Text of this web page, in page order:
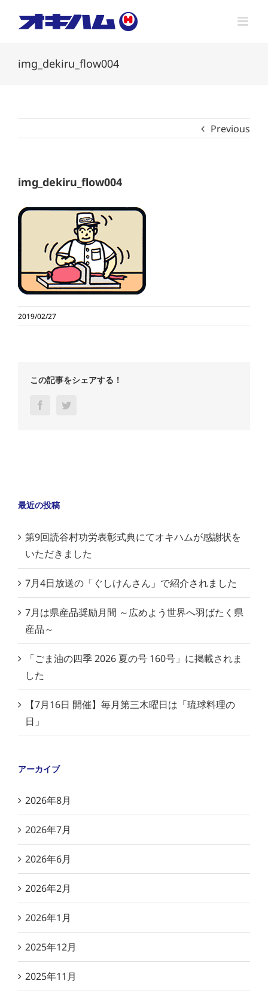
img_dekiru_flow004
Previous
img_dekiru_flow004
2019/02/27
この記事をシェアする！
Facebook
最近の投稿
第9回読谷村功労表彰式典にてオキハムが感謝状を
いただきました
7月4日放送の「ぐしけんさん」で紹介されました
7月は県産品奨励月間 ～広めよう世界へ羽ばたく県
産品～
「ごま油の四季 2026 夏の号 160号」に掲載されま
した
【7月16日 開催】毎月第三木曜日は「琉球料理の
日」
アーカイブ
2026年8月
2026年7月
2026年6月
2026年2月
2026年1月
2025年12月
2025年11月